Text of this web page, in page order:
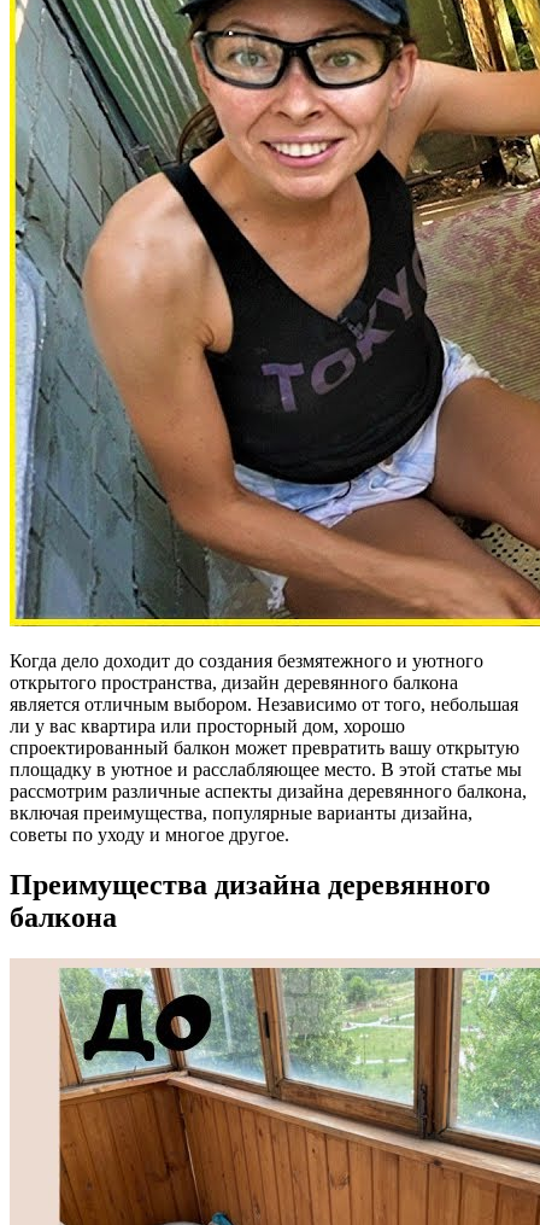
Когда дело доходит до создания безмятежного и уютного
открытого пространства, дизайн деревянного балкона
является отличным выбором. Независимо от того, небольшая
ли у вас квартира или просторный дом, хорошо
спроектированный балкон может превратить вашу открытую
площадку в уютное и расслабляющее место. В этой статье мы
рассмотрим различные аспекты дизайна деревянного балкона,
включая преимущества, популярные варианты дизайна,
советы по уходу и многое другое.
Преимущества дизайна деревянного
балкона